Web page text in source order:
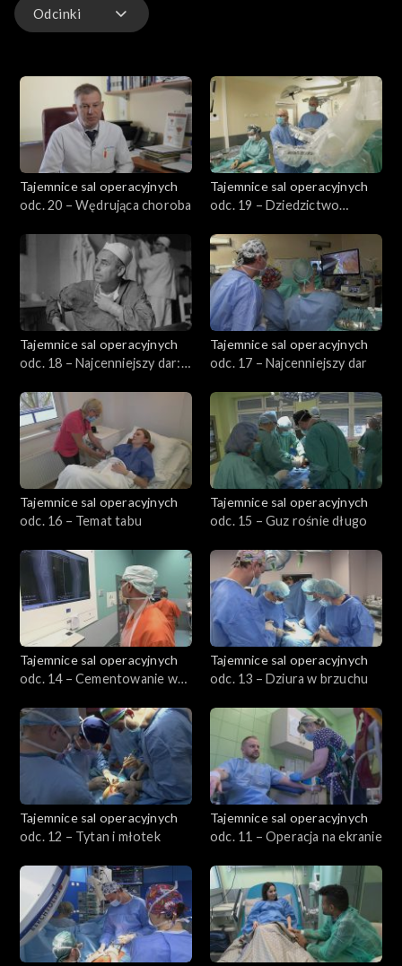
Odcinki
Tajemnice sal operacyjnych
odc. 20 – Wędrująca choroba
Tajemnice sal operacyjnych
odc. 19 – Dziedzictwo
Tajemnice sal operacyjnych
odc. 18 – Najcenniejszy dar:
Tajemnice sal operacyjnych
odc. 17 – Najcenniejszy dar
Tajemnice sal operacyjnych
odc. 16 – Temat tabu
Tajemnice sal operacyjnych
odc. 15 – Guz rośnie długo
Tajemnice sal operacyjnych
odc. 14 – Cementowanie w
Tajemnice sal operacyjnych
odc. 13 – Dziura w brzuchu
Tajemnice sal operacyjnych
odc. 12 – Tytan i młotek
Tajemnice sal operacyjnych
odc. 11 – Operacja na ekranie